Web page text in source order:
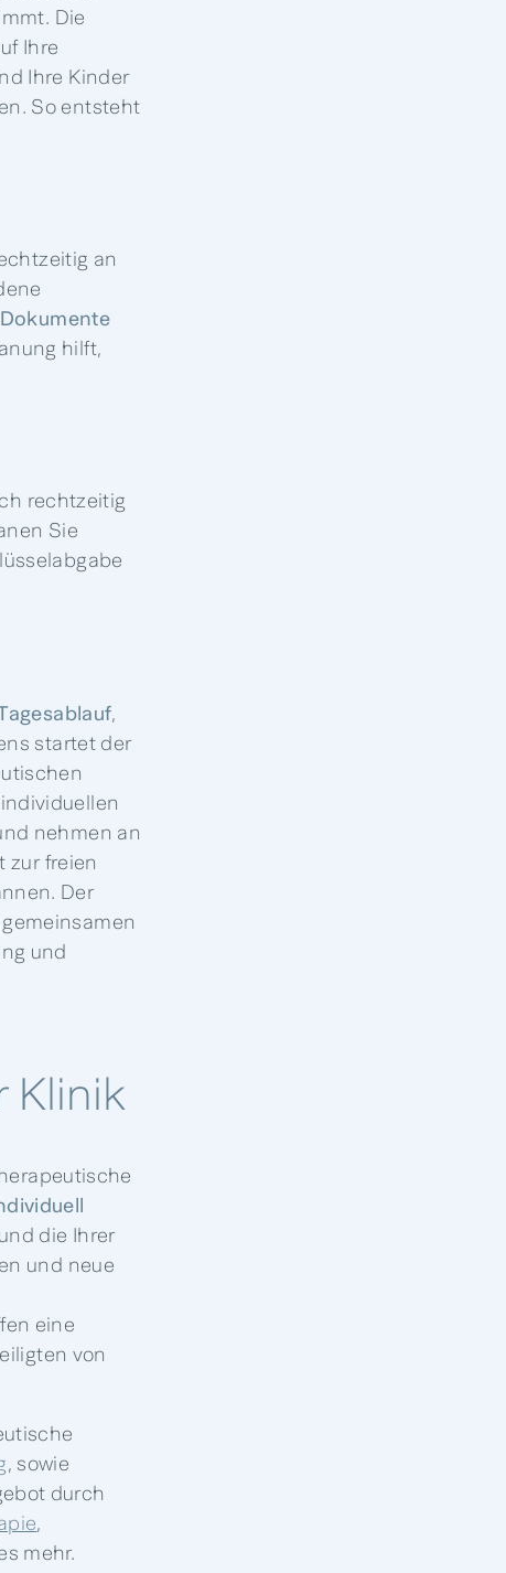
Die
Ihre
Ihre Kinder
So entsteht
an
Dokumente
hilft,
rechtzeitig
Sie
,
startet der
nehmen an
zur freien
Der
und
Klinik
die Ihrer
und neue
eine
von
, sowie
durch
,
mehr.